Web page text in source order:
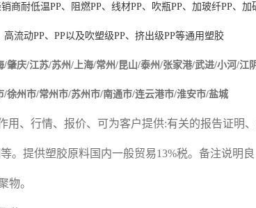
商耐低温PP、阻燃PP、线材PP、吹瓶PP、加玻纤PP、加
高流动PP、 PP以及吹塑级PP、挤出级PP等通用塑胶
/肇庆/江苏/苏州/上海/常州/昆山/泰州/张家港/武进/小河/江
徐州市/常州市/苏州市/南通市/连云港市/淮安市/盐城
用、行情、报价、可为客户提供:有关的报告证明
。提供塑胶原料国内一般贸易13%税。备注说明良
物。